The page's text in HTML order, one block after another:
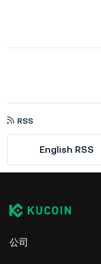
RSS
English RSS
公司